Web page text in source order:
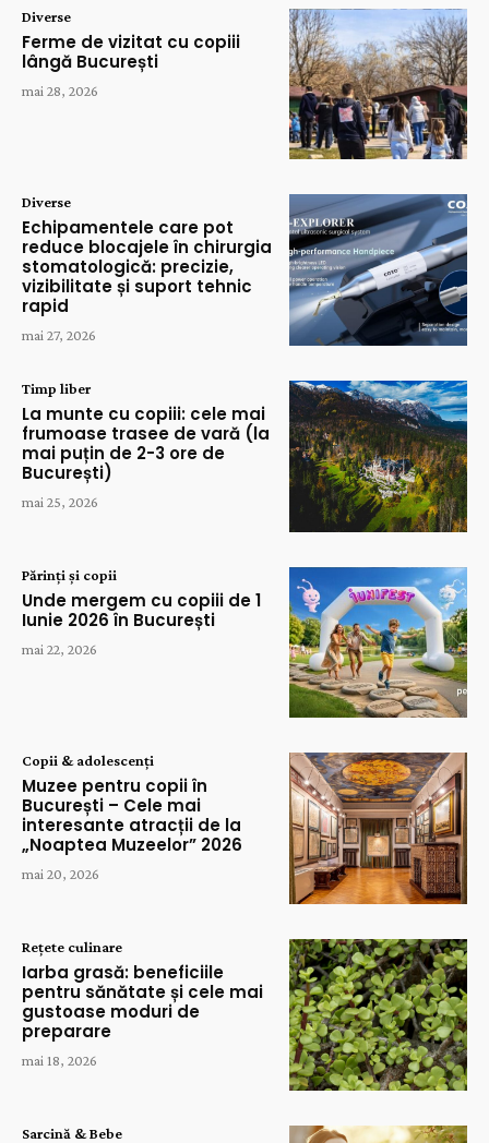
Diverse
Ferme de vizitat cu copiii
lângă București
mai 28, 2026
Diverse
Echipamentele care pot
reduce blocajele în chirurgia
stomatologică: precizie,
vizibilitate și suport tehnic
rapid
mai 27, 2026
Timp liber
La munte cu copiii: cele mai
frumoase trasee de vară (la
mai puțin de 2-3 ore de
București)
mai 25, 2026
Părinți și copii
Unde mergem cu copiii de 1
Iunie 2026 în București
mai 22, 2026
Copii & adolescenți
Muzee pentru copii în
București – Cele mai
interesante atracții de la
„Noaptea Muzeelor” 2026
mai 20, 2026
Rețete culinare
Iarba grasă: beneficiile
pentru sănătate și cele mai
gustoase moduri de
preparare
mai 18, 2026
Sarcină & Bebe